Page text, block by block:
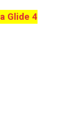
Glide 4